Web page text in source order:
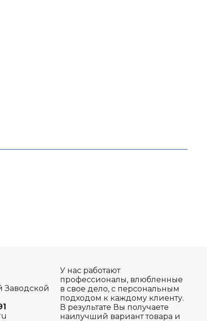
У нас работают
профессионалы, влюбленные
в свое дело, с персональным
подходом к каждому клиенту.
В результате Вы получаете
наилучший вариант товара и
Заводской